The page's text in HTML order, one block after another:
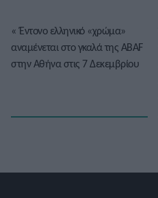
«Έντονο ελληνικό «χρώμα»
αναμένεται στο γκαλά της ABAF
στην Αθήνα στις 7 Δεκεμβρίου